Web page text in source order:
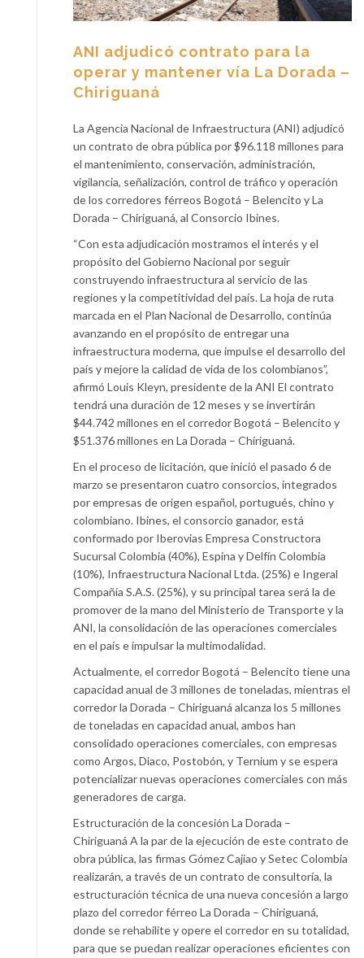
ANI adjudicó contrato para la
operar y mantener vía La Dorada –
Chiriguaná
La Agencia Nacional de Infraestructura (ANI) adjudicó
un contrato de obra pública por $96.118 millones para
el mantenimiento, conservación, administración,
vigilancia, señalización, control de tráfico y operación
de los corredores férreos Bogotá – Belencito y La
Dorada – Chiriguaná, al Consorcio Ibines.
“Con esta adjudicación mostramos el interés y el
propósito del Gobierno Nacional por seguir
construyendo infraestructura al servicio de las
regiones y la competitividad del país. La hoja de ruta
marcada en el Plan Nacional de Desarrollo, continúa
avanzando en el propósito de entregar una
infraestructura moderna, que impulse el desarrollo del
país y mejore la calidad de vida de los colombianos”,
afirmó Louis Kleyn, presidente de la ANI El contrato
tendrá una duración de 12 meses y se invertirán
$44.742 millones en el corredor Bogotá – Belencito y
$51.376 millones en La Dorada – Chiriguaná.
En el proceso de licitación, que inició el pasado 6 de
marzo se presentaron cuatro consorcios, integrados
por empresas de origen español, portugués, chino y
colombiano. Ibines, el consorcio ganador, está
conformado por Iberovias Empresa Constructora
Sucursal Colombia (40%), Espina y Delfín Colombia
(10%), Infraestructura Nacional Ltda. (25%) e Ingeral
Compañía S.A.S. (25%), y su principal tarea será la de
promover de la mano del Ministerio de Transporte y la
ANI, la consolidación de las operaciones comerciales
en el país e impulsar la multimodalidad.
Actualmente, el corredor Bogotá – Belencito tiene una
capacidad anual de 3 millones de toneladas, mientras el
corredor la Dorada – Chiriguaná alcanza los 5 millones
de toneladas en capacidad anual, ambos han
consolidado operaciones comerciales, con empresas
como Argos, Diaco, Postobón, y Ternium y se espera
potencializar nuevas operaciones comerciales con más
generadores de carga.
Estructuración de la concesión La Dorada –
Chiriguaná A la par de la ejecución de este contrato de
obra pública, las firmas Gómez Cajiao y Setec Colombia
realizarán, a través de un contrato de consultoría, la
estructuración técnica de una nueva concesión a largo
plazo del corredor férreo La Dorada – Chiriguaná,
donde se rehabilite y opere el corredor en su totalidad,
para que se puedan realizar operaciones eficientes con